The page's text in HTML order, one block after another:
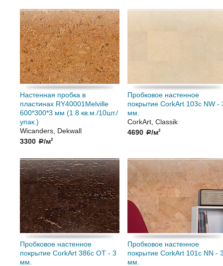
Настенная пробка в
пластинах RY40001Melville
600*300*3 мм (1.8 кв.м./10шт./
упак.)
Wicanders, Dekwall
3300 a/м2
Пробковое настенное
покрытие CorkArt 103c NW -
мм.
CorkArt, Classik
4690 a/м2
Пробковое настенное
покрытие CorkArt 386c OT - 3
мм.
Пробковое настенное
покрытие CorkArt 101c NN -
мм.